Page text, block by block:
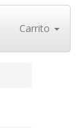
Carrito